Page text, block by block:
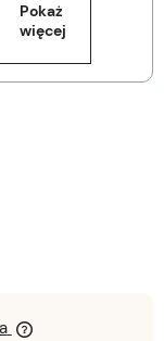
Pokaż
więcej